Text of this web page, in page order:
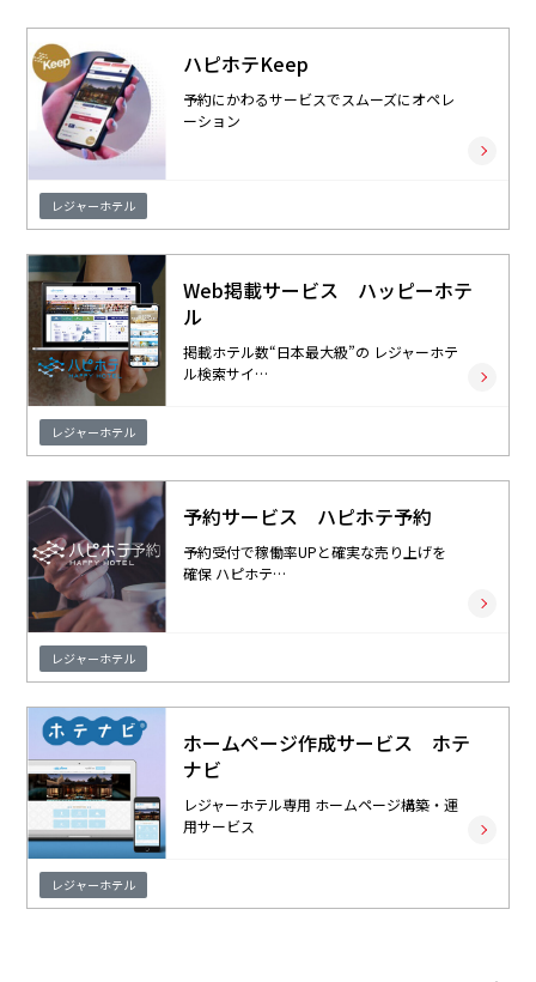
ハピホテKeep
予約にかわるサービスでスムーズにオペレ
ーション
レジャーホテル
Web掲載サービス ハッピーホテ
ル
掲載ホテル数“日本最大級”の レジャーホテ
ル検索サイ…
レジャーホテル
予約サービス ハピホテ予約
予約受付で稼働率UPと確実な売り上げを
確保 ハピホテ…
レジャーホテル
ホームページ作成サービス ホテ
ナビ
レジャーホテル専用 ホームページ構築・運
用サービス
レジャーホテル